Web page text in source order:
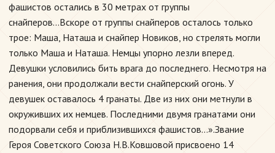
фашистов остались в 30 метрах от группы
снайперов...Вскоре от группы снайперов осталось только
трое: Маша, Наташа и снайпер Новиков, но стрелять могли
только Маша и Наташа. Немцы упорно лезли вперед.
Девушки условились бить врага до последнего. Несмотря на
ранения, они продолжали вести снайперский огонь. У
девушек оставалось 4 гранаты. Две из них они метнули в
окруживших их немцев. Последними двумя гранатами они
подорвали себя и приблизившихся фашистов...».Звание
Героя Советского Союза Н.В.Ковшовой присвоено 14